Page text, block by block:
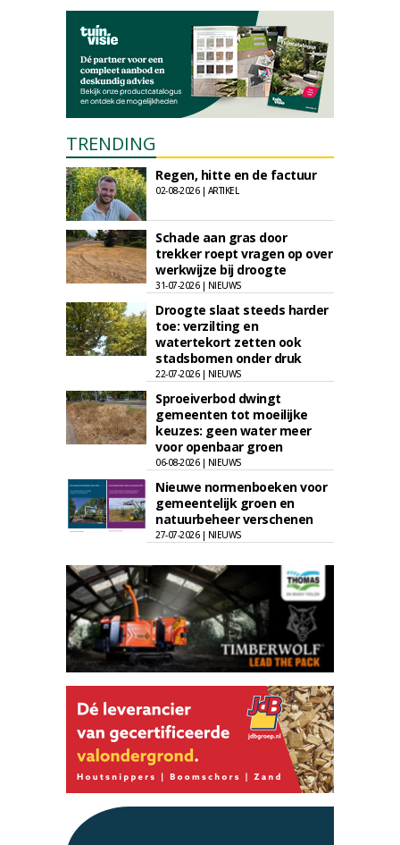
TRENDING
Regen, hitte en de factuur
02-08-2026 | ARTIKEL
Schade aan gras door
trekker roept vragen op over
werkwijze bij droogte
31-07-2026 | NIEUWS
Droogte slaat steeds harder
toe: verzilting en
watertekort zetten ook
stadsbomen onder druk
22-07-2026 | NIEUWS
Sproeiverbod dwingt
gemeenten tot moeilijke
keuzes: geen water meer
voor openbaar groen
06-08-2026 | NIEUWS
Nieuwe normenboeken voor
gemeentelijk groen en
natuurbeheer verschenen
27-07-2026 | NIEUWS